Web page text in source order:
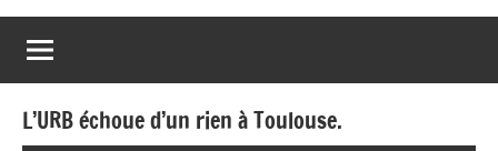
L’URB échoue d’un rien à Toulouse.